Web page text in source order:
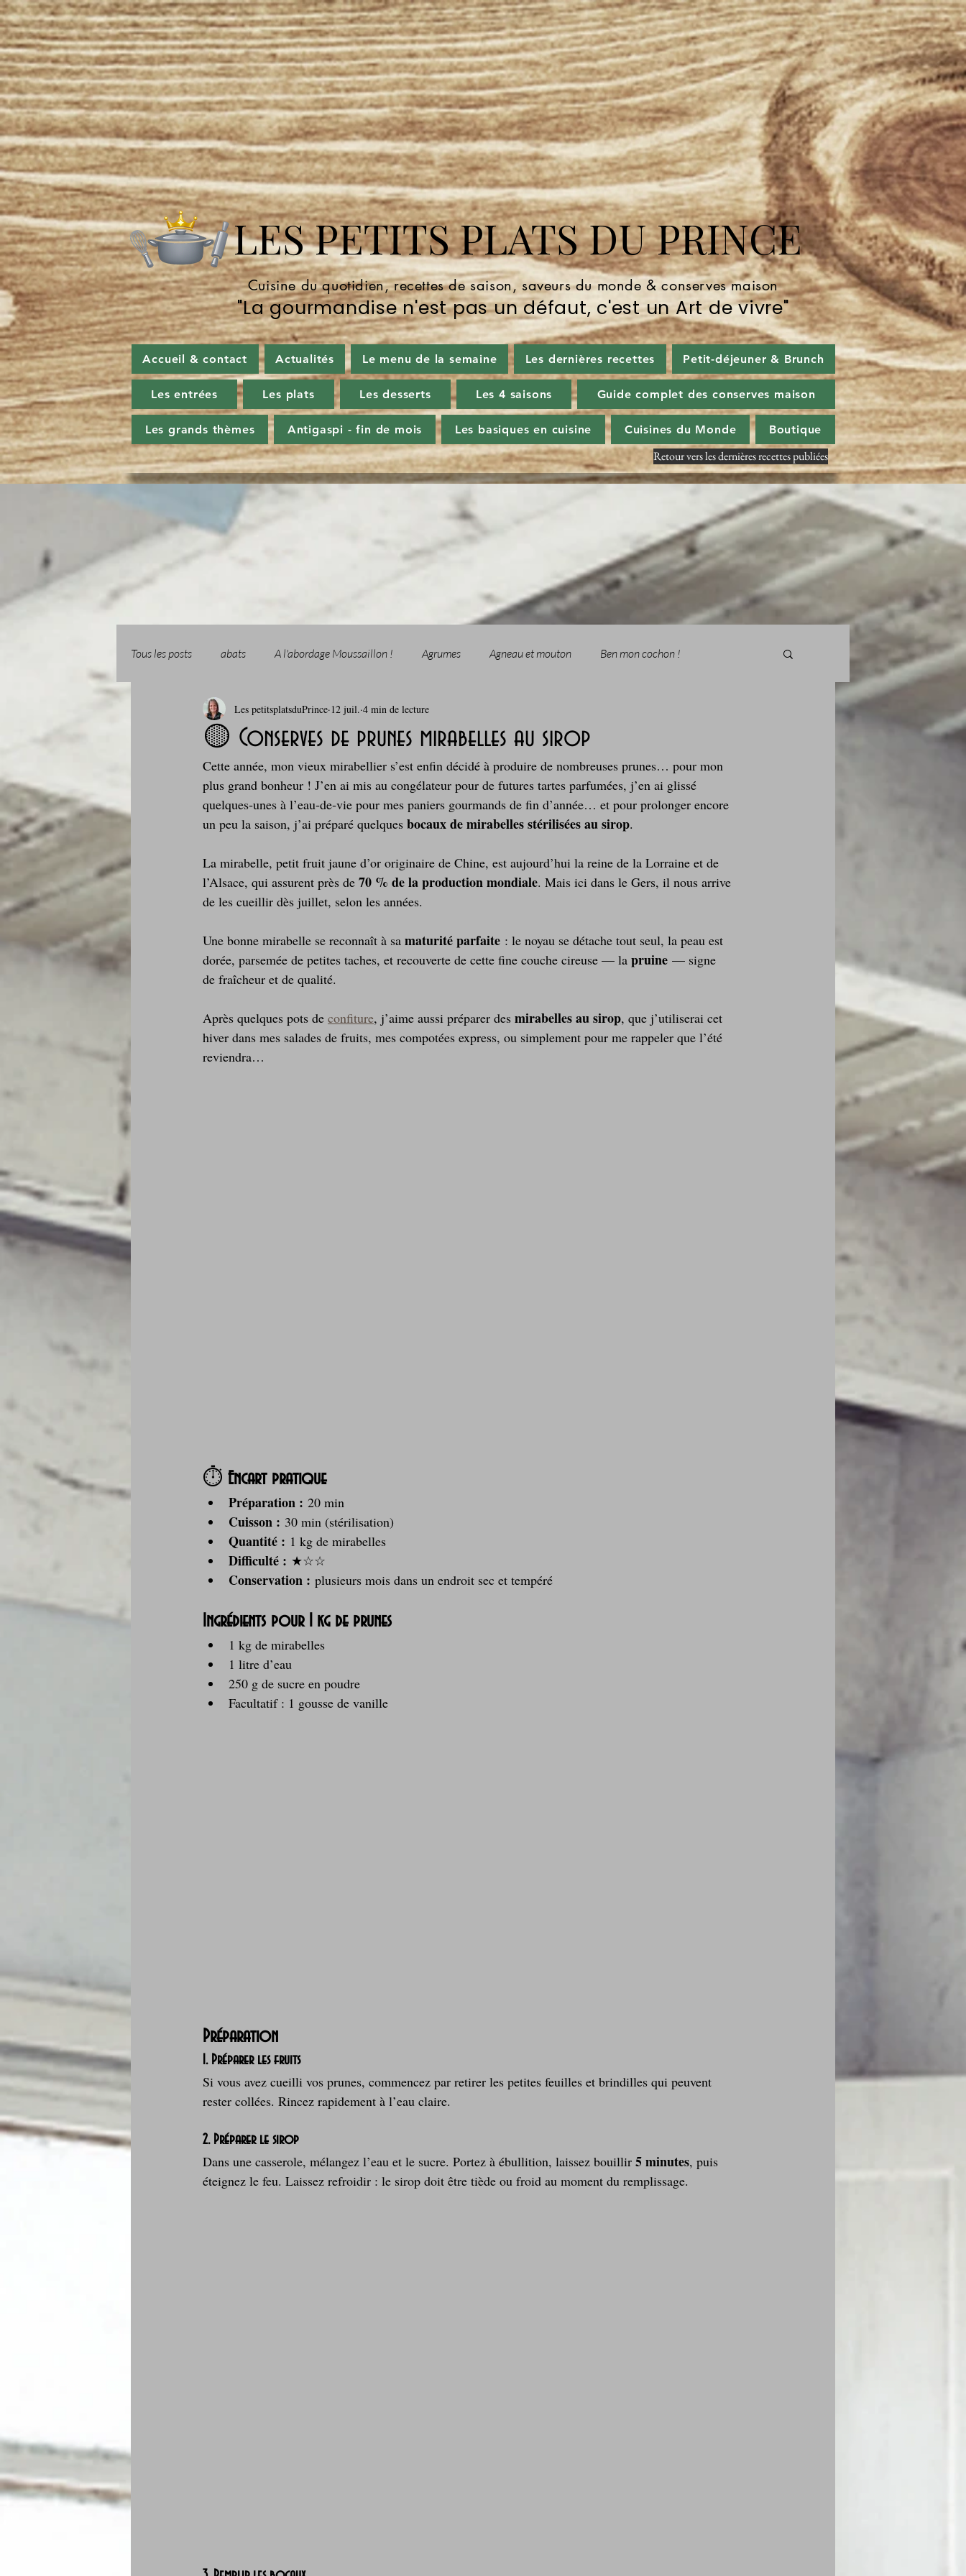
LES PETITS PLATS DU PRINCE
Cuisine du quotidien, recettes de saison, saveurs du monde & conserves maison
"La gourmandise n'est pas un défaut, c'est un Art de vivre"
Accueil & contact Actualités Le menu de la semaine Les dernières recettes Petit-déjeuner & Brunch
Les entrées Les plats Les desserts Les 4 saisons Guide complet des conserves maison
Les grands thèmes Antigaspi - fin de mois Les basiques en cuisine Cuisines du Monde Boutique
Retour vers les dernières recettes publiées
Tous les posts abats A l'abordage Moussaillon ! Agrumes Agneau et mouton Ben mon cochon !
Boissons et cocktails Boulangerie Breakfast
Comfort food, les recettes doudou Coquillages et crustacés Courges, cucurbitacées cuisine des fleurs
Cuisine du Camping Déjeuner sur l'herbe Desserts - glaces - pâtisserie Finger food, snack
Fondus de chocolat fruits à coque Garden Party - buffet - Verrines Gâteau d'anniversaire
Glaces, sorbets, desserts glacés Grillades, barbecues et plancha Healthy, léger, ou végétarien i Love Tomate !
🟡 Conserves de prunes mirabelles au sirop
Les petitsplatsduPrince 12 juil. 4 min de lecture
Cette année, mon vieux mirabellier s’est enfin décidé à produire de nombreuses prunes… pour mon
plus grand bonheur ! J’en ai mis au congélateur pour de futures tartes parfumées, j’en ai glissé
quelques‑unes à l’eau‑de‑vie pour mes paniers gourmands de fin d’année… et pour prolonger encore
un peu la saison, j’ai préparé quelques bocaux de mirabelles stérilisées au sirop.
La mirabelle, petit fruit jaune d’or originaire de Chine, est aujourd’hui la reine de la Lorraine et de
l’Alsace, qui assurent près de 70 % de la production mondiale. Mais ici dans le Gers, il nous arrive
de les cueillir dès juillet, selon les années.
Une bonne mirabelle se reconnaît à sa maturité parfaite : le noyau se détache tout seul, la peau est
dorée, parsemée de petites taches, et recouverte de cette fine couche cireuse — la pruine — signe
de fraîcheur et de qualité.
Après quelques pots de confiture, j’aime aussi préparer des mirabelles au sirop, que j’utiliserai cet
hiver dans mes salades de fruits, mes compotées express, ou simplement pour me rappeler que l’été
reviendra…
⏱️ Encart pratique
Préparation : 20 min
Cuisson : 30 min (stérilisation)
Quantité : 1 kg de mirabelles
Difficulté : ★☆☆
Conservation : plusieurs mois dans un endroit sec et tempéré
Ingrédients pour 1 kg de prunes
1 kg de mirabelles
1 litre d’eau
250 g de sucre en poudre
Facultatif : 1 gousse de vanille
Préparation
1. Préparer les fruits
Si vous avez cueilli vos prunes, commencez par retirer les petites feuilles et brindilles qui peuvent
rester collées. Rincez rapidement à l’eau claire.
2. Préparer le sirop
Dans une casserole, mélangez l’eau et le sucre. Portez à ébullition, laissez bouillir 5 minutes, puis
éteignez le feu. Laissez refroidir : le sirop doit être tiède ou froid au moment du remplissage.